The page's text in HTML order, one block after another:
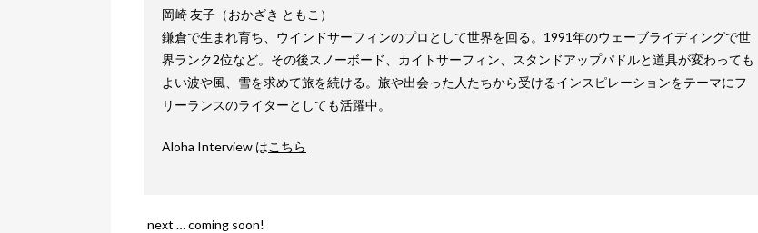
岡崎 友子（おかざき ともこ）
鎌倉で生まれ育ち、ウインドサーフィンのプロとして世界を回る。1991年のウェーブライディングで世
界ランク2位など。その後スノーボード、カイトサーフィン、スタンドアップパドルと道具が変わっても
よい波や風、雪を求めて旅を続ける。旅や出会った人たちから受けるインスピレーションをテーマにフ
リーランスのライターとしても活躍中。
Aloha Interview はこちら
next … coming soon!